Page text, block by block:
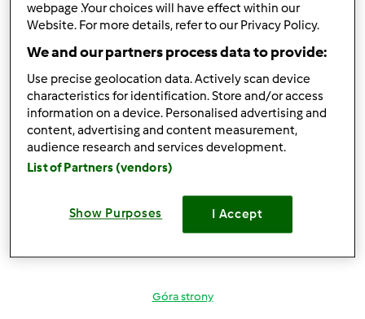
Baś...ka
(niezweryfikowany)
wt., 02/09/2016 - 14:58
warsztaty zawsze można coś podpatrzeć i czegoś
nowego się dowiedzieć a i można posmakować potraw
Góra strony
webpage .Your choices will have effect within our
Website. For more details, refer to our Privacy Policy.
We and our partners process data to provide:
Use precise geolocation data. Actively scan device
characteristics for identification. Store and/or access
information on a device. Personalised advertising and
content, advertising and content measurement,
audience research and services development.
List of Partners (vendors)
Show Purposes I Accept